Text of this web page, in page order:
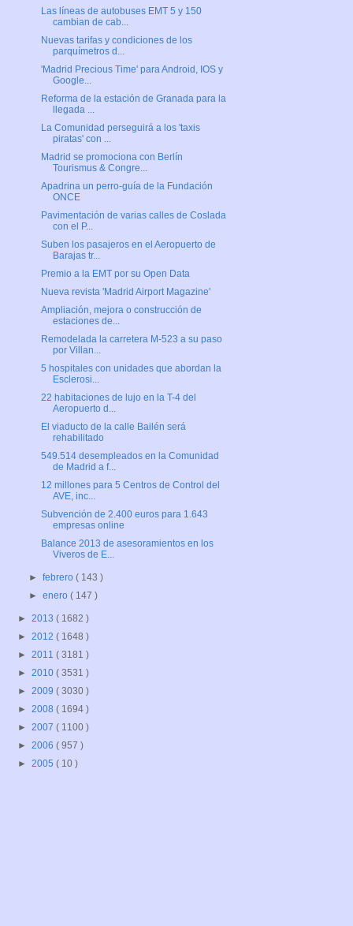
Las líneas de autobuses EMT 5 y 150
cambian de cab...
Nuevas tarifas y condiciones de los
parquímetros d...
'Madrid Precious Time' para Android, IOS y
Google...
Reforma de la estación de Granada para la
llegada ...
La Comunidad perseguirá a los 'taxis
piratas' con ...
Madrid se promociona con Berlín
Tourismus & Congre...
Apadrina un perro-guía de la Fundación
ONCE
Pavimentación de varias calles de Coslada
con el P...
Suben los pasajeros en el Aeropuerto de
Barajas tr...
Premio a la EMT por su Open Data
Nueva revista 'Madrid Airport Magazine'
Ampliación, mejora o construcción de
estaciones de...
Remodelada la carretera M-523 a su paso
por Villan...
5 hospitales con unidades que abordan la
Esclerosi...
22 habitaciones de lujo en la T-4 del
Aeropuerto d...
El viaducto de la calle Bailén será
rehabilitado
549.514 desempleados en la Comunidad
de Madrid a f...
12 millones para 5 Centros de Control del
AVE, inc...
Subvención de 2.400 euros para 1.643
empresas online
Balance 2013 de asesoramientos en los
Viveros de E...
►febrero( 143 )
►enero( 147 )
► 2013 ( 1682 )
► 2012 ( 1648 )
► 2011 ( 3181 )
► 2010 ( 3531 )
► 2009 ( 3030 )
► 2008 ( 1694 )
► 2007 ( 1100 )
► 2006 ( 957 )
► 2005 ( 10 )